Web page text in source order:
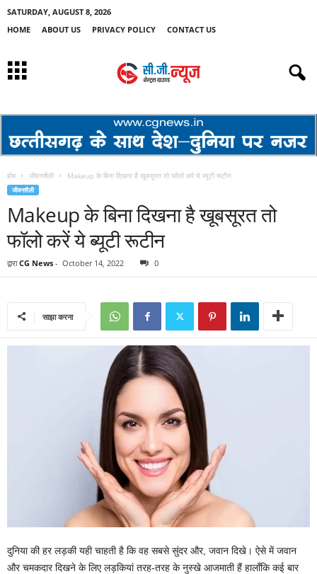
SATURDAY, AUGUST 8, 2026
HOME
ABOUT US PRIVACY POLICY CONTACT US
होम जीवनशैली Makeup के बिना दिखना है खूबसूरत तो फॉलो करें ये ब्यूटी रूटीन
जीवनशैली
Makeup के बिना दिखना है खूबसूरत तो
फॉलो करें ये ब्यूटी रूटीन
द्वारा CG News - October 14, 2022 0
साझा करना
दुनिया की हर लड़की यही चाहती है कि वह सबसे सुंदर और, जवान दिखे। ऐसे में जवान
और चमकदार दिखने के लिए लड़कियां तरह-तरह के नुस्खे आजमाती हैं हालाँकि कई बार